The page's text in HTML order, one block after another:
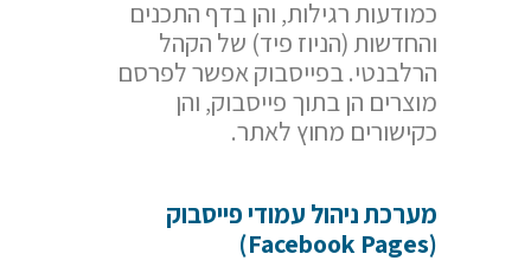
כמודעות רגילות, והן בדף התכנים
והחדשות (הניוז פיד) של הקהל
הרלבנטי. בפייסבוק אפשר לפרסם
מוצרים הן בתוך פייסבוק, והן
כקישורים מחוץ לאתר.
מערכת ניהול עמודי פייסבוק
(
Facebook Pages
)